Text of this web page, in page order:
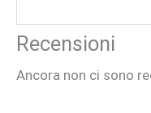
Recensioni
Ancora non ci sono